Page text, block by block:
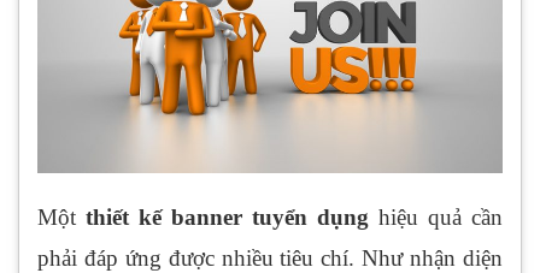
Một thiết kế banner tuyển dụng hiệu quả cần
phải đáp ứng được nhiều tiêu chí. Như nhận diện